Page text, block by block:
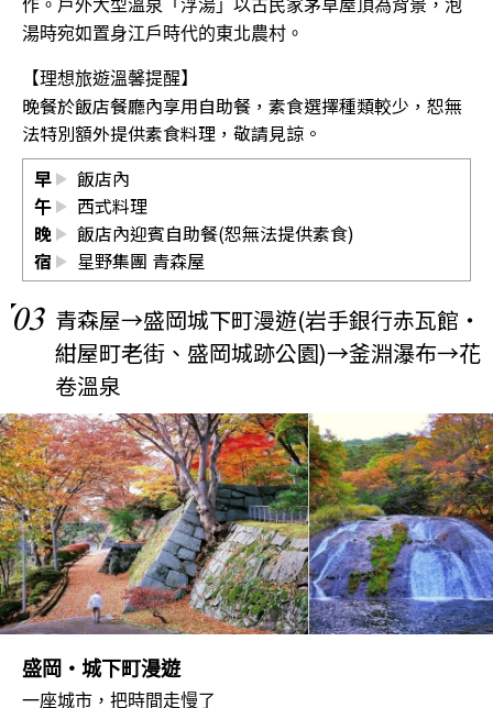
作。戶外大型溫泉「浮湯」以古民家茅草屋頂為背景，泡
湯時宛如置身江戶時代的東北農村。
【理想旅遊溫馨提醒】
晚餐於飯店餐廳內享用自助餐，素食選擇種類較少，恕無
法特別額外提供素食料理，敬請見諒。
早
飯店內
午
西式料理
晚
飯店內迎賓自助餐(恕無法提供素食)
宿
星野集團 青森屋
03 青森屋→盛岡城下町漫遊(岩手銀行赤瓦館・
紺屋町老街、盛岡城跡公園)→釜淵瀑布→花
卷溫泉
盛岡・城下町漫遊
一座城市，把時間走慢了